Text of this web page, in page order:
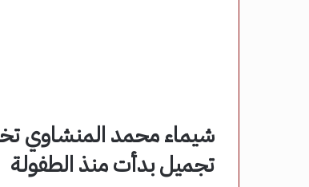
شيماء محمد المنشاوي
تجميل بدأت منذ الطفولة